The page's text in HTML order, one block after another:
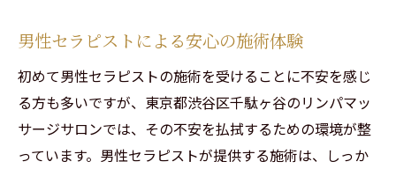
働く女性に提供する特別な時間
千駄ヶ谷のサロンで体験する深い癒し
男性セラピストの技術力を活かした施術
日常の疲れをリセットする方法
首や肩のこりを改善するケア
男性セラピストによる安心の施術体験
初めて男性セラピストの施術を受けることに不安を感じ
る方も多いですが、東京都渋谷区千駄ヶ谷のリンパマッ
サージサロンでは、その不安を払拭するための環境が整
っています。男性セラピストが提供する施術は、しっか